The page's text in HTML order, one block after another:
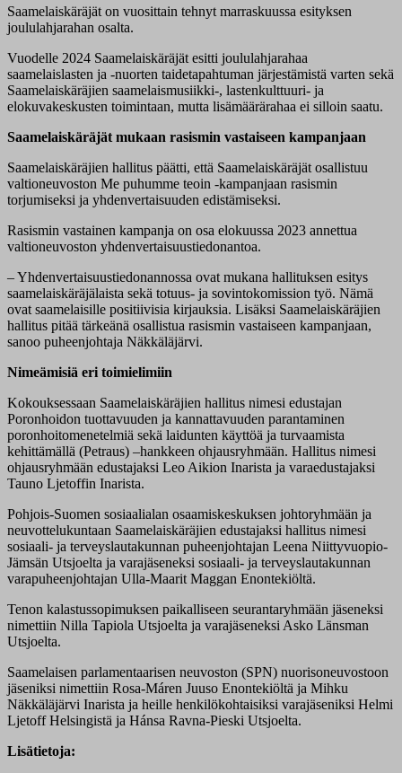
Saamelaiskäräjät on vuosittain tehnyt marraskuussa esityksen
joululahjarahan osalta.
Vuodelle 2024 Saamelaiskäräjät esitti joululahjarahaa
saamelaislasten ja -nuorten taidetapahtuman järjestämistä varten sekä
Saamelaiskäräjien saamelaismusiikki-, lastenkulttuuri- ja
elokuvakeskusten toimintaan, mutta lisämäärärahaa ei silloin saatu.
Saamelaiskäräjät mukaan rasismin vastaiseen kampanjaan
Saamelaiskäräjien hallitus päätti, että Saamelaiskäräjät osallistuu
valtioneuvoston Me puhumme teoin -kampanjaan rasismin
torjumiseksi ja yhdenvertaisuuden edistämiseksi.
Rasismin vastainen kampanja on osa elokuussa 2023 annettua
valtioneuvoston yhdenvertaisuustiedonantoa.
– Yhdenvertaisuustiedonannossa ovat mukana hallituksen esitys
saamelaiskäräjälaista sekä totuus- ja sovintokomission työ. Nämä
ovat saamelaisille positiivisia kirjauksia. Lisäksi Saamelaiskäräjien
hallitus pitää tärkeänä osallistua rasismin vastaiseen kampanjaan,
sanoo puheenjohtaja Näkkäläjärvi.
Nimeämisiä eri toimielimiin
Kokouksessaan Saamelaiskäräjien hallitus nimesi edustajan
Poronhoidon tuottavuuden ja kannattavuuden parantaminen
poronhoitomenetelmiä sekä laidunten käyttöä ja turvaamista
kehittämällä (Petraus) –hankkeen ohjausryhmään. Hallitus nimesi
ohjausryhmään edustajaksi Leo Aikion Inarista ja varaedustajaksi
Tauno Ljetoffin Inarista.
Pohjois-Suomen sosiaalialan osaamiskeskuksen johtoryhmään ja
neuvottelukuntaan Saamelaiskäräjien edustajaksi hallitus nimesi
sosiaali- ja terveyslautakunnan puheenjohtajan Leena Niittyvuopio-
Jämsän Utsjoelta ja varajäseneksi sosiaali- ja terveyslautakunnan
varapuheenjohtajan Ulla-Maarit Maggan Enontekiöltä.
Tenon kalastussopimuksen paikalliseen seurantaryhmään jäseneksi
nimettiin Nilla Tapiola Utsjoelta ja varajäseneksi Asko Länsman
Utsjoelta.
Saamelaisen parlamentaarisen neuvoston (SPN) nuorisoneuvostoon
jäseniksi nimettiin Rosa-Máren Juuso Enontekiöltä ja Mihku
Näkkäläjärvi Inarista ja heille henkilökohtaisiksi varajäseniksi Helmi
Ljetoff Helsingistä ja Hánsa Ravna-Pieski Utsjoelta.
Lisätietoja: